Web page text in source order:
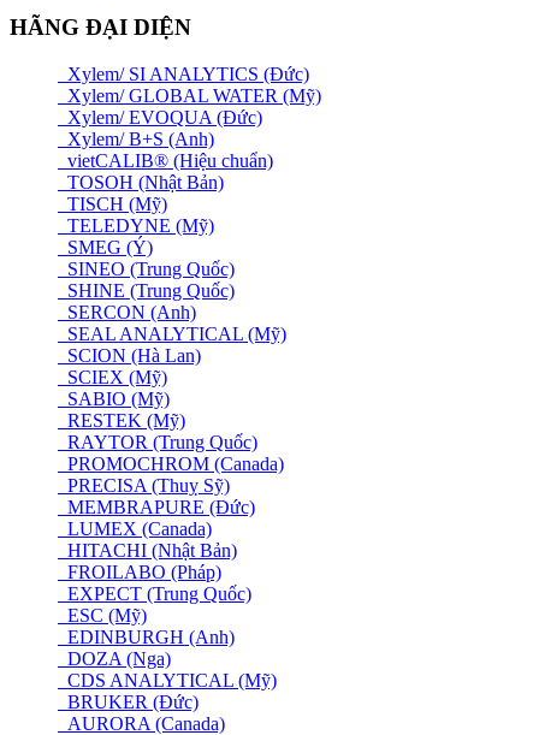
HÃNG ĐẠI DIỆN
Xylem/ SI ANALYTICS (Đức)
Xylem/ GLOBAL WATER (Mỹ)
Xylem/ EVOQUA (Đức)
Xylem/ B+S (Anh)
vietCALIB® (Hiệu chuẩn)
TOSOH (Nhật Bản)
TISCH (Mỹ)
TELEDYNE (Mỹ)
SMEG (Ý)
SINEO (Trung Quốc)
SHINE (Trung Quốc)
SERCON (Anh)
SEAL ANALYTICAL (Mỹ)
SCION (Hà Lan)
SCIEX (Mỹ)
SABIO (Mỹ)
RESTEK (Mỹ)
RAYTOR (Trung Quốc)
PROMOCHROM (Canada)
PRECISA (Thuỵ Sỹ)
MEMBRAPURE (Đức)
LUMEX (Canada)
HITACHI (Nhật Bản)
FROILABO (Pháp)
EXPECT (Trung Quốc)
ESC (Mỹ)
EDINBURGH (Anh)
DOZA (Nga)
CDS ANALYTICAL (Mỹ)
BRUKER (Đức)
AURORA (Canada)